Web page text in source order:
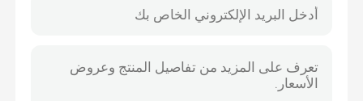
105 بوصة السبورة الذكية
110 بوصة السبورة الذكية